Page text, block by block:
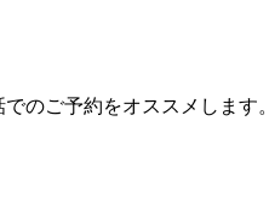
のご予約をオススメします。